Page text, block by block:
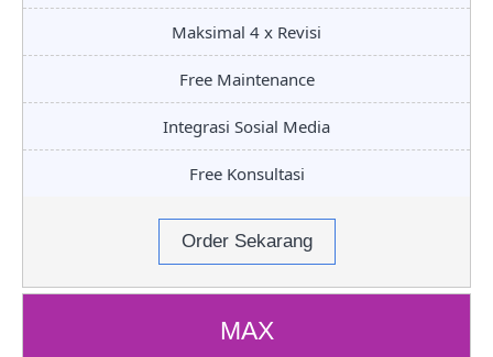
Maksimal 4 x Revisi
Free Maintenance
Integrasi Sosial Media
Free Konsultasi
Order Sekarang
MAX